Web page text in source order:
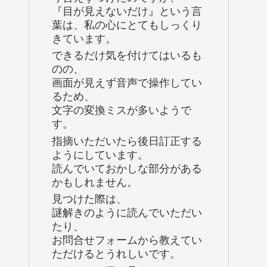
『目が見えないだけ』という言
葉は、私の心にとてもしっくり
きています。
できるだけ気を付けてはいるも
のの、
画面が見えず音声で操作してい
るため、
文字の変換ミスが多いようで
す。
指摘いただいたら後日訂正する
ようにしています。
読んでいておかしな部分がある
かもしれません。
見つけた際は、
謎解きのように読んでいただい
たり、
お問合せフォームから教えてい
ただけるとうれしいです。